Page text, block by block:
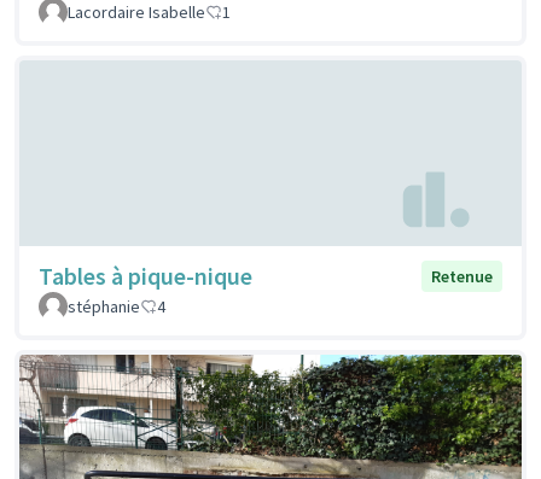
Lacordaire Isabelle 1
Tables à pique-nique
Retenue
stéphanie
4